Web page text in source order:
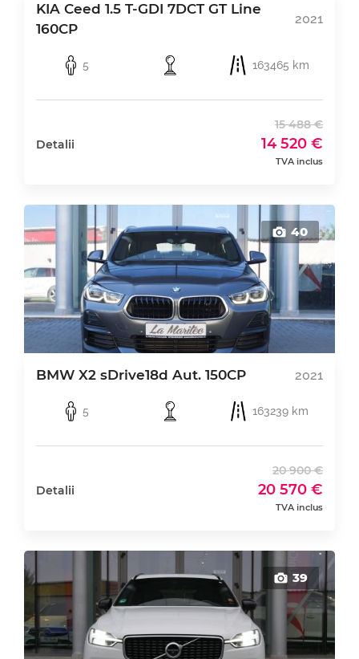
KIA Ceed 1.5 T-GDI 7DCT GT Line
160CP
2021
5 163465 km
Detalii
15 488 €
14 520 €
TVA inclus
40
BMW X2 sDrive18d Aut. 150CP 2021
5 163239 km
Detalii
20 900 €
20 570 €
TVA inclus
39